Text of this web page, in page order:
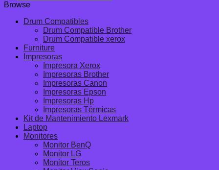
Browse
Drum Compatibles
Drum Compatible Brother
Drum Compatible xerox
Furniture
Impresoras
Impresora Xerox
Impresoras Brother
Impresoras Canon
Impresoras Epson
Impresoras Hp
Impresoras Térmicas
Kit de Mantenimiento Lexmark
Laptop
Monitores
Monitor BenQ
Monitor LG
Monitor Teros